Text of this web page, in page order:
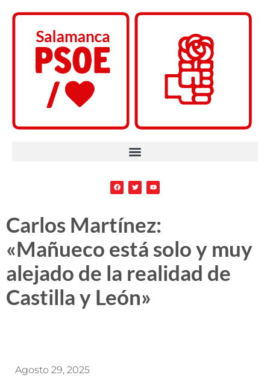
Carlos Martínez:
«Mañueco está solo y muy
alejado de la realidad de
Castilla y León»
Agosto 29, 2025